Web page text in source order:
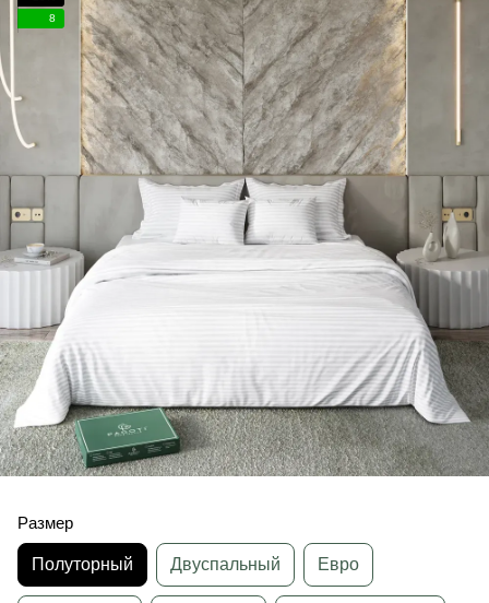
8
Размер
Полуторный Двуспальный Евро